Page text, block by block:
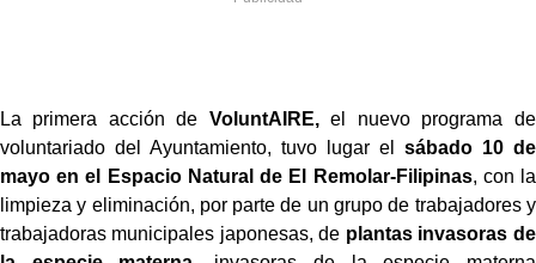
La primera acción de VoluntAIRE,el nuevo programa de
voluntariado del Ayuntamiento, tuvo lugar el sábado 10 de
mayo en el Espacio Natural de El Remolar-Filipinas, con la
limpieza y eliminación, por parte de un grupo de trabajadores y
trabajadoras municipales japonesas, de plantas invasoras de